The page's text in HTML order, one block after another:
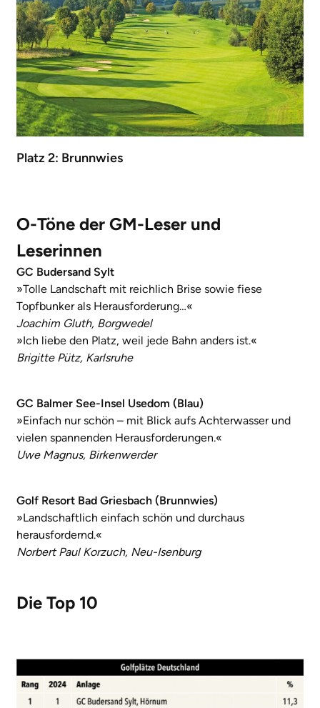
Platz 2: Brunnwies
O-Töne der GM-Leser und
Leserinnen
GC Budersand Sylt
»Tolle Landschaft mit reichlich Brise sowie fiese
Topfbunker als Herausforderung…«
Joachim Gluth, Borgwedel
»Ich liebe den Platz, weil jede Bahn anders ist.«
Brigitte Pütz, Karlsruhe
GC Balmer See-Insel Usedom (Blau)
»Einfach nur schön – mit Blick aufs Achterwasser und
vielen spannenden Herausforderungen.«
Uwe Magnus, Birkenwerder
Golf Resort Bad Griesbach (Brunnwies)
»Landschaftlich einfach schön und durchaus
herausfordernd.«
Norbert Paul Korzuch, Neu-Isenburg
Die Top 10